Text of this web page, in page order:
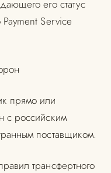
его статус
Service
прямо или
с российским
поставщиком.
трансфертного